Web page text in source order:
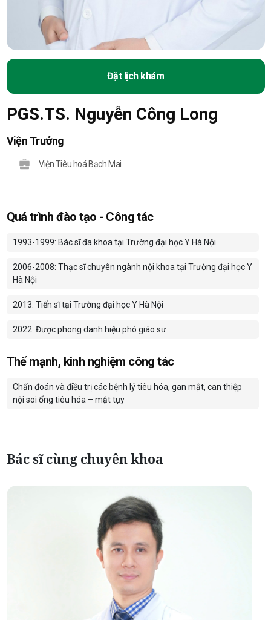
Đặt lịch khám
PGS.TS. Nguyễn Công Long
Viện Trưởng
Viện Tiêu hoá Bạch Mai
Quá trình đào tạo - Công tác
1993-1999: Bác sĩ đa khoa tại Trường đại học Y Hà Nội
2006-2008: Thạc sĩ chuyên ngành nội khoa tại Trường đại học Y
Hà Nội
2013: Tiến sĩ tại Trường đại học Y Hà Nội
2022: Được phong danh hiệu phó giáo sư
Thế mạnh, kinh nghiệm công tác
Chẩn đoán và điều trị các bệnh lý tiêu hóa, gan mật, can thiệp
nội soi ống tiêu hóa – mật tụy
Bác sĩ cùng chuyên khoa